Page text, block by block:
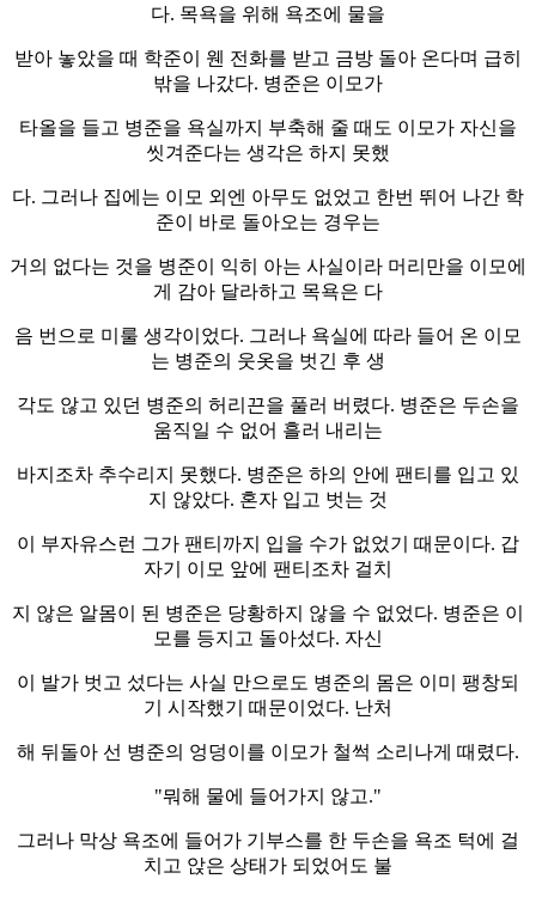
다. 목욕을 위해 욕조에 물을
받아 놓았을 때 학준이 웬 전화를 받고 금방 돌아 온다며 급히
밖을 나갔다. 병준은 이모가
타올을 들고 병준을 욕실까지 부축해 줄 때도 이모가 자신을
씻겨준다는 생각은 하지 못했
다. 그러나 집에는 이모 외엔 아무도 없었고 한번 뛰어 나간 학
준이 바로 돌아오는 경우는
거의 없다는 것을 병준이 익히 아는 사실이라 머리만을 이모에
게 감아 달라하고 목욕은 다
음 번으로 미룰 생각이었다. 그러나 욕실에 따라 들어 온 이모
는 병준의 웃옷을 벗긴 후 생
각도 않고 있던 병준의 허리끈을 풀러 버렸다. 병준은 두손을
움직일 수 없어 흘러 내리는
바지조차 추수리지 못했다. 병준은 하의 안에 팬티를 입고 있
지 않았다. 혼자 입고 벗는 것
이 부자유스런 그가 팬티까지 입을 수가 없었기 때문이다. 갑
자기 이모 앞에 팬티조차 걸치
지 않은 알몸이 된 병준은 당황하지 않을 수 없었다. 병준은 이
모를 등지고 돌아섰다. 자신
이 발가 벗고 섰다는 사실 만으로도 병준의 몸은 이미 팽창되
기 시작했기 때문이었다. 난처
해 뒤돌아 선 병준의 엉덩이를 이모가 철썩 소리나게 때렸다.
"뭐해 물에 들어가지 않고."
그러나 막상 욕조에 들어가 기부스를 한 두손을 욕조 턱에 걸
치고 앉은 상태가 되었어도 불